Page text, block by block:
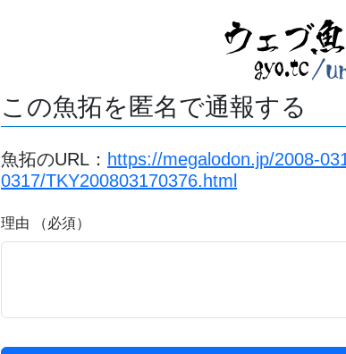
この魚拓を匿名で通報する
魚拓のURL： https://megalodon.jp/2008-
0317/TKY200803170376.html
理由 （必須）